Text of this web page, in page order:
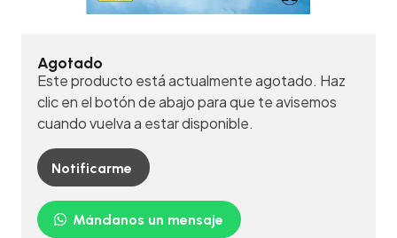
Agotado
Este producto está actualmente agotado. Haz
clic en el botón de abajo para que te avisemos
cuando vuelva a estar disponible.
Notificarme
Mándanos un mensaje